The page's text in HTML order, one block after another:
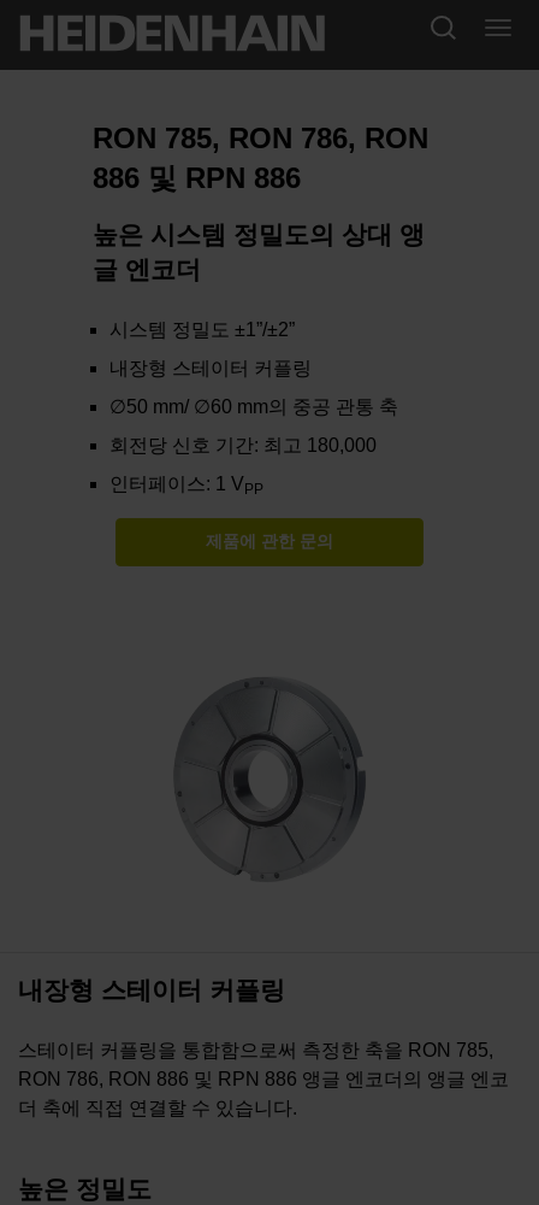
RON 785, RON 786, RON
886 및 RPN 886
높은 시스템 정밀도의 상대 앵
글 엔코더
시스템 정밀도 ±1”/±2”
내장형 스테이터 커플링
∅50 mm/ ∅60 mm의 중공 관통 축
회전당 신호 기간: 최고 180,000
인터페이스: 1 VPP
제품에 관한 문의
내장형 스테이터 커플링
스테이터 커플링을 통합함으로써 측정한 축을 RON 785,
RON 786, RON 886 및 RPN 886 앵글 엔코더의 앵글 엔코
더 축에 직접 연결할 수 있습니다.
높은 정밀도